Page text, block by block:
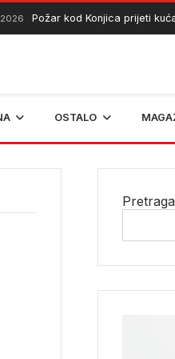
Požar kod Konjica prijeti kućama
OSTALO
Pretraga